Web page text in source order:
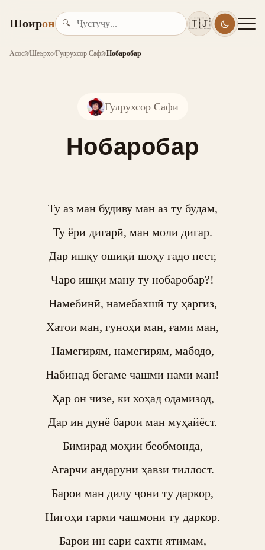
Шоирон 🔍 🇹🇯
Асосӣ/Шеърҳо/Гулрухсор Сафӣ/Нобаробар
Гулрухсор Сафӣ
Нобаробар
Ту аз ман будиву ман аз ту будам,
Ту ёри дигарӣ, ман моли дигар.
Дар ишқу ошиқӣ шоҳу гадо нест,
Чаро ишқи ману ту нобаробар?!
Намебинӣ, намебахшӣ ту ҳаргиз,
Хатои ман, гуноҳи ман, ғами ман,
Намегирям, намегирям, мабодо,
Набинад беғаме чашми нами ман!
Ҳар он чизе, ки хоҳад одамизод,
Дар ин дунё барои ман муҳайёст.
Бимирад моҳии беобмонда,
Агарчи андаруни ҳавзи тиллост.
Барои ман дилу ҷони ту даркор,
Нигоҳи гарми чашмони ту даркор.
Барои ин сари сахти ятимам,